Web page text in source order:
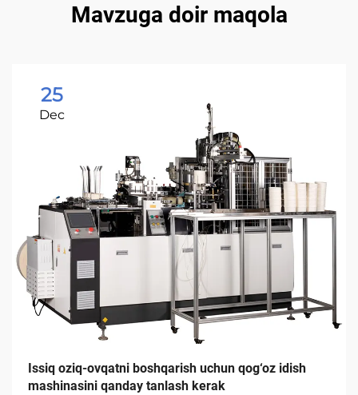
Mavzuga doir maqola
25
Dec
Issiq oziq-ovqatni boshqarish uchun qog‘oz idish
mashinasini qanday tanlash kerak